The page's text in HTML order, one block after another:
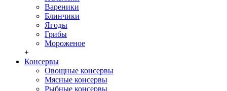
Вареники
Блинчики
Ягоды
Грибы
Мороженое
+
Консервы
Овощные консервы
Мясные консервы
Рыбные консервы